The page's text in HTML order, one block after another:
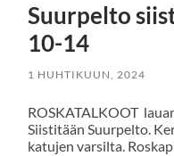
Suurpelto
10-14
1 HUHTIKUUN, 2024
ROSKATALKOOT
Siistitään Suurpelto.
katujen varsilta.